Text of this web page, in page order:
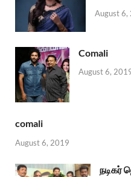
August 6,
Comali
August 6,
comali
August 6, 2019